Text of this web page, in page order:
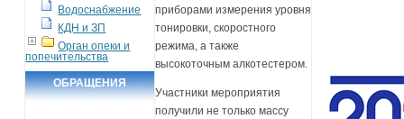
Водоснабжение
КДН и ЗП
Орган опеки и
попечительства
ОБРАЩЕНИЯ
приборами измерения уровня
тонировки, скоростного
режима, а также
высокоточным алкотестером.
Участники мероприятия
получили не только массу